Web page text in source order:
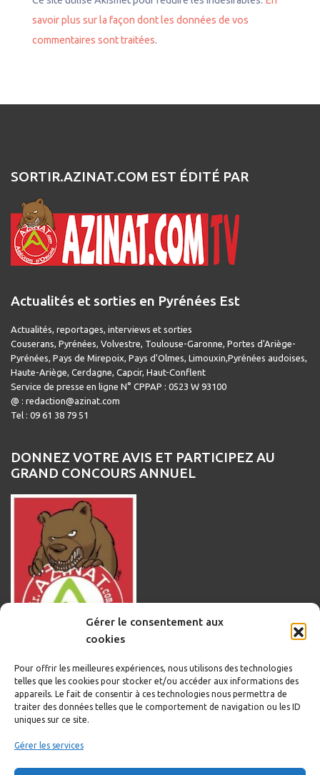
Gérer le consentement aux
cookies
Pour offrir les meilleures expériences, nous utilisons des technologies
telles que les cookies pour stocker et/ou accéder aux informations des
appareils. Le fait de consentir à ces technologies nous permettra de
traiter des données telles que le comportement de navigation ou les ID
uniques sur ce site.
Gérer les services
savoir plus sur la façon dont les données de vos
commentaires sont traitées.
SORTIR.AZINAT.COM EST ÉDITÉ PAR
Actualités et sorties en Pyrénées Est
Actualités, reportages, interviews et sorties
Couserans, Pyrénées, Volvestre, Toulouse-Garonne, Portes d'Ariège-
Pyrénées, Pays de Mirepoix, Pays d'Olmes, Limouxin,Pyrénées audoises,
Haute-Ariège, Cerdagne, Capcir, Haut-Conflent
Service de presse en ligne N° CPPAP : 0523 W 93100
@ : redaction@azinat.com
Tel : 09 61 38 79 51
DONNEZ VOTRE AVIS ET PARTICIPEZ AU
GRAND CONCOURS ANNUEL
Informations légales
Politique de cookies